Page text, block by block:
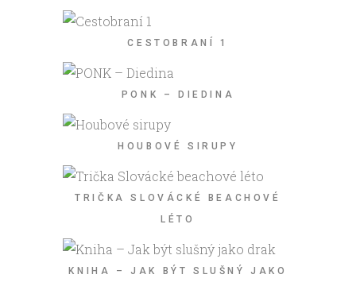
CESTOBRANÍ 1
PONK – DIEDINA
HOUBOVÉ SIRUPY
TRIČKA SLOVÁCKÉ BEACHOVÉ
LÉTO
KNIHA – JAK BÝT SLUŠNÝ JAKO